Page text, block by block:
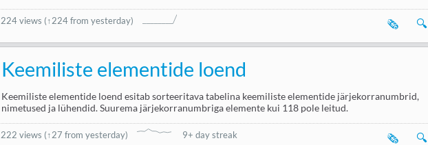
224 views (↑224 from yesterday) 🔍
🗞️
Keemiliste elementide loend
Keemiliste elementide loend esitab sorteeritava tabelina keemiliste elementide järjekorranumbrid,
nimetused ja lühendid. Suurema järjekorranumbriga elemente kui 118 pole leitud.
222 views (↑27 from yesterday) 9+ day streak 🔍
🗞️